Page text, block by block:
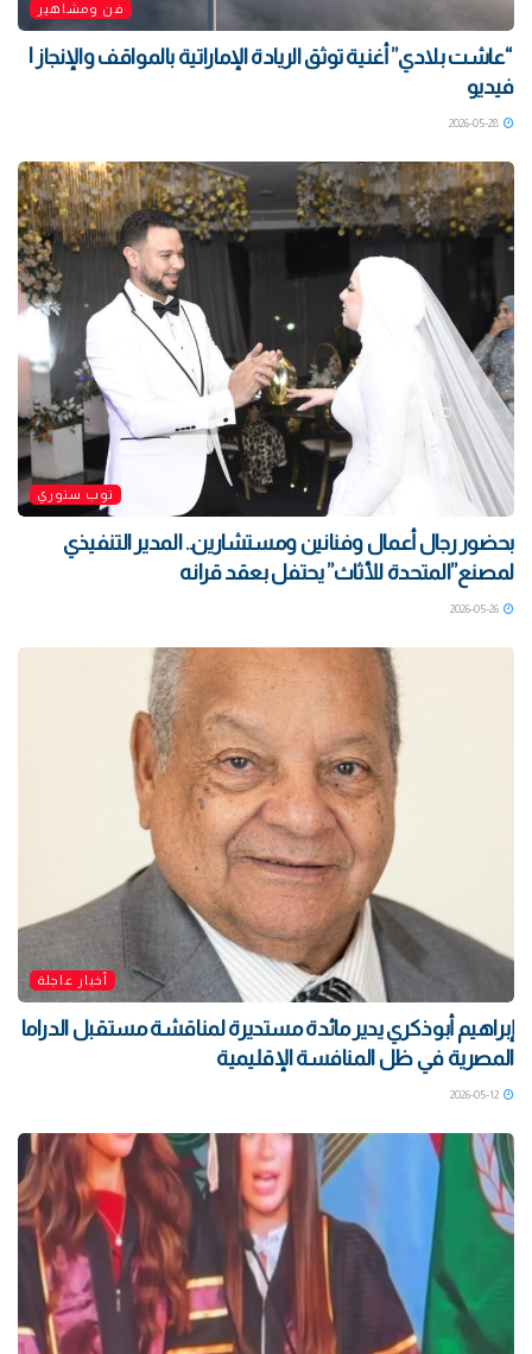
فن ومشاهير
“عاشت بلادي” أغنية توثق الريادة الإماراتية بالمواقف والإنجاز |
فيديو
توب ستوري
بحضور رجال أعمال وفنانين ومستشارين.. المدير التنفيذي
لمصنع”المتحدة للأثاث” يحتفل بعقد قرانه
أخبار عاجلة
إبراهيم أبوذكري يدير مائدة مستديرة لمناقشة مستقبل الدراما
المصرية في ظل المنافسة الإقليمية